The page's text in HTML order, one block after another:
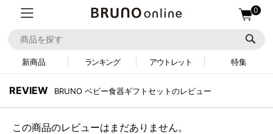
0
新商品 ランキング アウトレット 特集
REVIEW BRUNO ベビー食器ギフトセットのレビュー
この商品のレビューはまだありません。